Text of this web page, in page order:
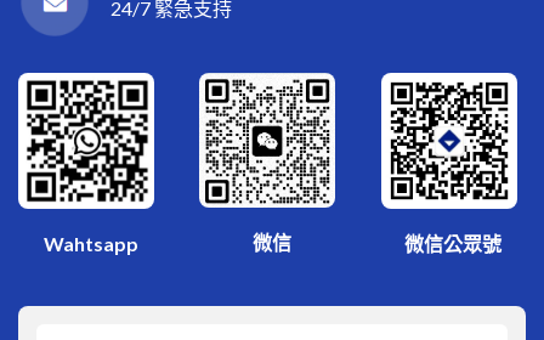
24/7 緊急支持
Wahtsapp 微信 微信公眾號